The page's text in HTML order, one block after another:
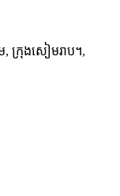
, ក្រុងសៀមរាប។,